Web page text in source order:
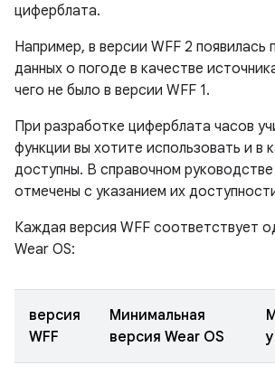
циферблата.
Например, в версии WFF 2 появилась
данных о погоде в качестве
чего не было в версии WFF 1.
При разработке циферблата часов
функции вы хотите использовать и в
доступны. В справочном
отмечены с указанием их
Каждая версия WFF соответствует
Wear OS:
версия
WFF
Минимальная
версия Wear OS